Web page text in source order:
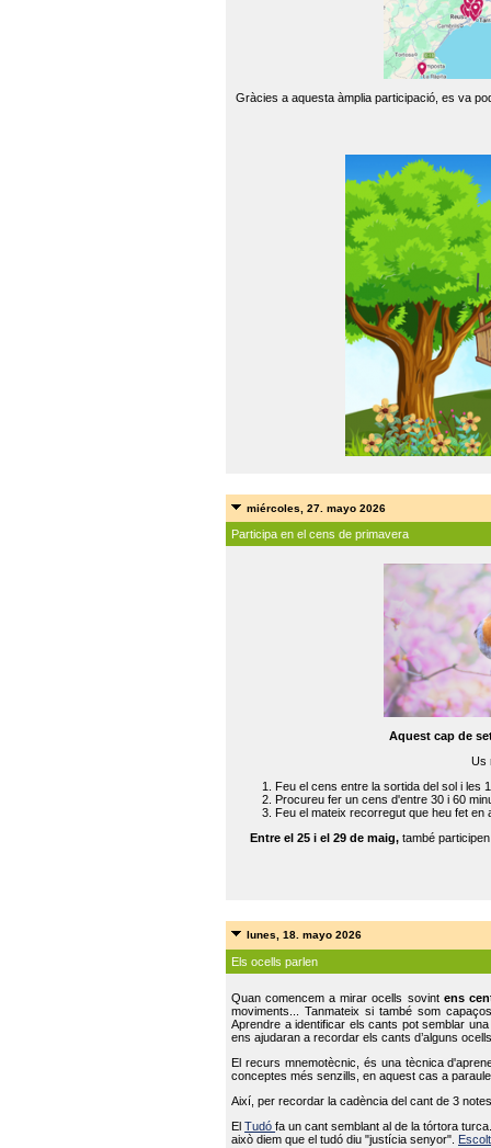
Gràcies a aquesta àmplia participació, es va
miércoles, 27. mayo 2026
Participa en el cens de primavera
Aquest cap de
Us
Feu el cens entre la sortida del sol i les
Procureu fer un cens d'entre 30 i 60
Feu el mateix recorregut que heu fet en
Entre el 25 i el 29 de maig, també
lunes, 18. mayo 2026
Els ocells parlen
Quan comencem a mirar ocells sovint ens
moviments... Tanmateix si també som
Aprendre a identificar els cants pot semblar
ens ajudaran a recordar els cants d’alguns
El recurs mnemotècnic, és una tècnica
conceptes més senzills, en aquest cas a
Així, per recordar la cadència del cant de 3
ElTudófa un cant semblant al de la tórtora
això diem que el tudó diu "justícia senyor".